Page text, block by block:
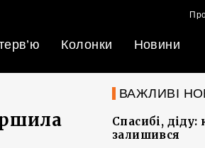
Колонки Новини
ВАЖЛИВІ
Спасибі,
залишився